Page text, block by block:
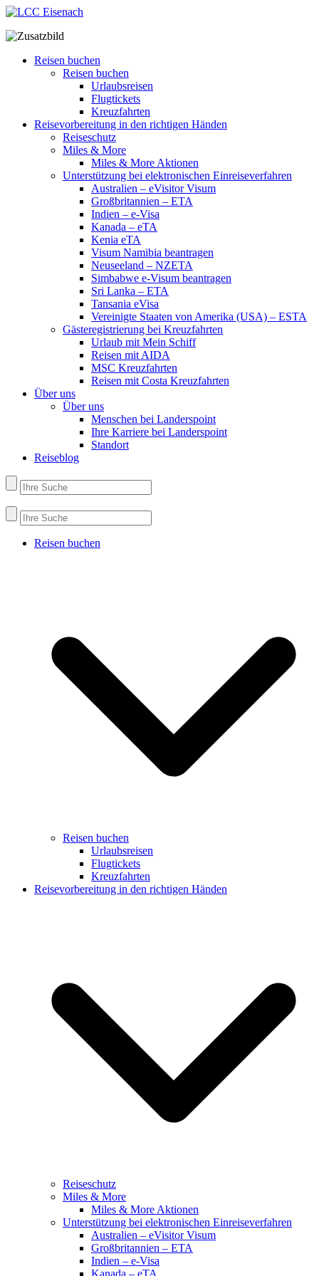
Reisen buchen
Reisen buchen
Urlaubsreisen
Flugtickets
Kreuzfahrten
Reisevorbereitung in den richtigen Händen
Reiseschutz
Miles & More
Miles & More Aktionen
Unterstützung bei elektronischen Einreiseverfahren
Australien – eVisitor Visum
Großbritannien – ETA
Indien – e-Visa
Kanada – eTA
Kenia eTA
Visum Namibia beantragen
Neuseeland – NZETA
Simbabwe e-Visum beantragen
Sri Lanka – ETA
Tansania eVisa
Vereinigte Staaten von Amerika (USA) – ESTA
Gästeregistrierung bei Kreuzfahrten
Urlaub mit Mein Schiff
Reisen mit AIDA
MSC Kreuzfahrten
Reisen mit Costa Kreuzfahrten
Über uns
Über uns
Menschen bei Landerspoint
Ihre Karriere bei Landerspoint
Standort
Reiseblog
Reisen buchen
Reisen buchen
Urlaubsreisen
Flugtickets
Kreuzfahrten
Reisevorbereitung in den richtigen Händen
Reiseschutz
Miles & More
Miles & More Aktionen
Unterstützung bei elektronischen Einreiseverfahren
Australien – eVisitor Visum
Großbritannien – ETA
Indien – e-Visa
Kanada – eTA